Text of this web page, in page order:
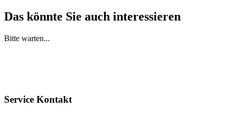
Das könnte Sie auch interessieren
Bitte warten...
Service Kontakt